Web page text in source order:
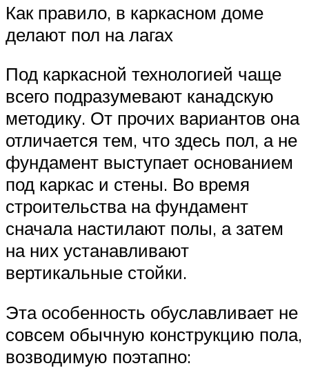
Как правило, в каркасном доме
делают пол на лагах
Под каркасной технологией чаще
всего подразумевают канадскую
методику. От прочих вариантов она
отличается тем, что здесь пол, а не
фундамент выступает основанием
под каркас и стены. Во время
строительства на фундамент
сначала настилают полы, а затем
на них устанавливают
вертикальные стойки.
Эта особенность обуславливает не
совсем обычную конструкцию пола,
возводимую поэтапно: